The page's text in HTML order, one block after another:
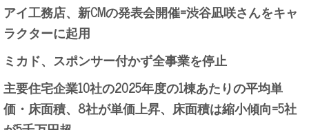
アイ工務店、新CMの発表会開催=渋谷凪咲さんをキャ
ラクターに起用
ミカド、スポンサー付かず全事業を停止
主要住宅企業10社の2025年度の1棟あたりの平均単
価・床面積、8社が単価上昇、床面積は縮小傾向=5社